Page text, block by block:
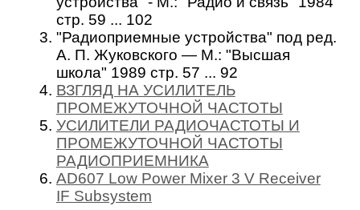
стр. 59 ... 102
"Радиоприемные устройства" под ред.
А. П. Жуковского — М.: "Высшая
школа" 1989 стр. 57 ... 92
ВЗГЛЯД НА УСИЛИТЕЛЬ
ПРОМЕЖУТОЧНОЙ ЧАСТОТЫ
УСИЛИТЕЛИ РАДИОЧАСТОТЫ И
ПРОМЕЖУТОЧНОЙ ЧАСТОТЫ
РАДИОПРИЕМНИКА
AD607 Low Power Mixer 3 V Receiver
IF Subsystem